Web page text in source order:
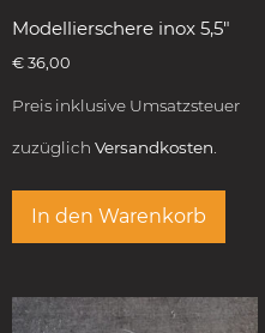
Modellierschere inox 5,5″
€ 36,00
Preis inklusive Umsatzsteuer
zuzüglich Versandkosten.
In den Warenkorb